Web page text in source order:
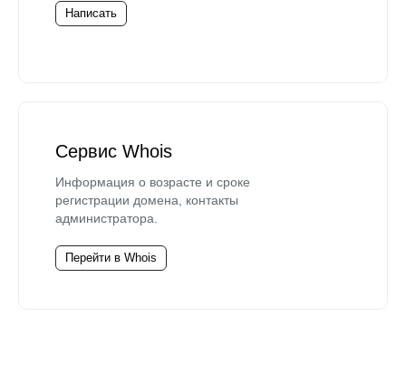
Написать
Сервис Whois
Информация о возрасте и сроке
регистрации домена, контакты
администратора.
Перейти в Whois